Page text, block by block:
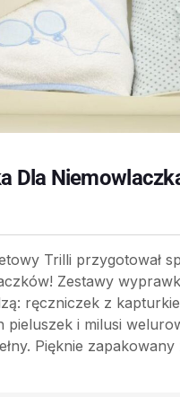
Dla
Trilli przygotował
Zestawy
ręczniczek z
pieluszek i milusi
Pięknie